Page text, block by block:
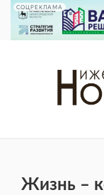
СОЦРЕКЛАМА
Жизнь –